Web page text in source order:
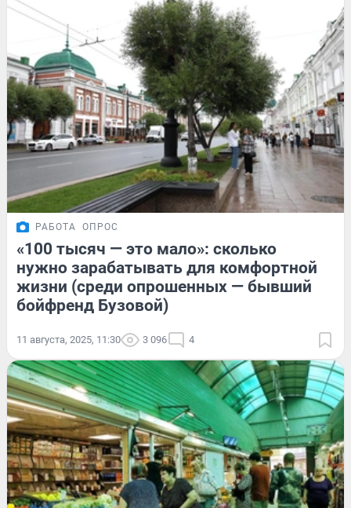
РАБОТА ОПРОС
«100 тысяч — это мало»: сколько
нужно зарабатывать для комфортной
жизни (среди опрошенных — бывший
бойфренд Бузовой)
11 августа, 2025, 11:30 3 096 4